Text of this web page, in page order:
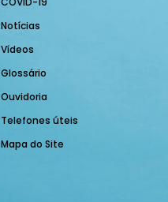
Notícias
Vídeos
Glossário
Ouvidoria
Telefones úteis
Mapa do Site